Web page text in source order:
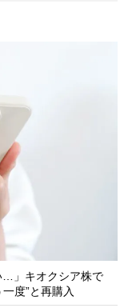
…」キオクシア株で
度”と再購入